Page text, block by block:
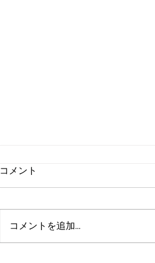
卒業式ヘアセット
コメント
コメントを追加…